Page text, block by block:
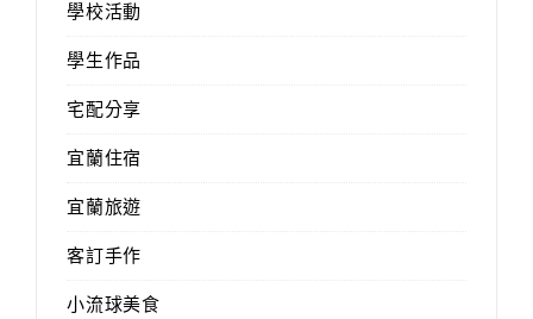
學校活動
學生作品
宅配分享
宜蘭住宿
宜蘭旅遊
客訂手作
小流球美食